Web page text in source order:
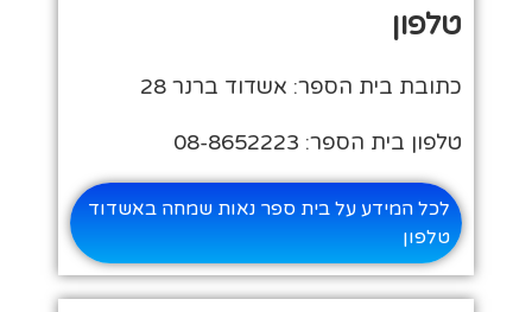
טלפון
כתובת בית הספר: אשדוד ברנר 28
טלפון בית הספר: 08-8652223
לכל המידע על בית ספר נאות שמחה באשדוד
טלפון